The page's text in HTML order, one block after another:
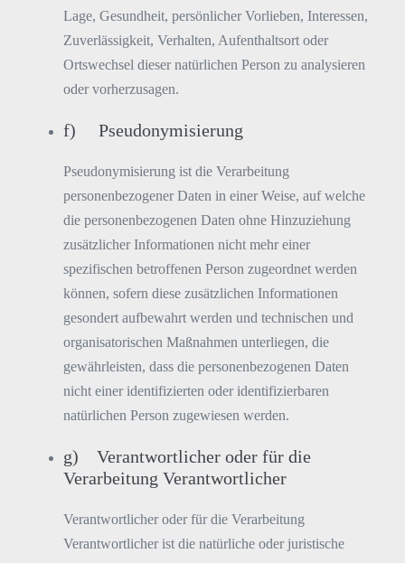
Lage, Gesundheit, persönlicher Vorlieben, Interessen,
Zuverlässigkeit, Verhalten, Aufenthaltsort oder
Ortswechsel dieser natürlichen Person zu analysieren
oder vorherzusagen.
f) Pseudonymisierung
Pseudonymisierung ist die Verarbeitung
personenbezogener Daten in einer Weise, auf welche
die personenbezogenen Daten ohne Hinzuziehung
zusätzlicher Informationen nicht mehr einer
spezifischen betroffenen Person zugeordnet werden
können, sofern diese zusätzlichen Informationen
gesondert aufbewahrt werden und technischen und
organisatorischen Maßnahmen unterliegen, die
gewährleisten, dass die personenbezogenen Daten
nicht einer identifizierten oder identifizierbaren
natürlichen Person zugewiesen werden.
g) Verantwortlicher oder für die
Verarbeitung Verantwortlicher
Verantwortlicher oder für die Verarbeitung
Verantwortlicher ist die natürliche oder juristische